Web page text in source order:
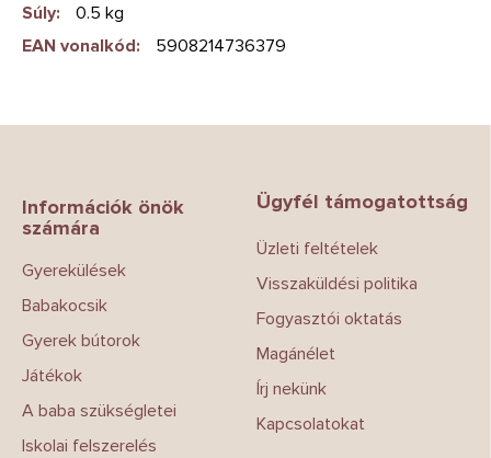
Súly:
0.5 kg
EAN vonalkód: 5908214736379
Információk önök
számára
Gyerekülések
Babakocsik
Gyerek bútorok
Játékok
A baba szükségletei
Iskolai felszerelés
Ügyfél támogatottság
Üzleti feltételek
Visszaküldési politika
Fogyasztói oktatás
Magánélet
Írj nekünk
Kapcsolatokat